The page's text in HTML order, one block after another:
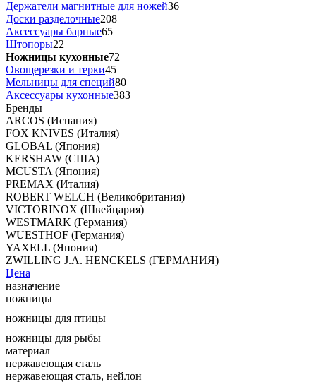
Держатели магнитные для ножей36
Доски разделочные208
Аксессуары барные65
Штопоры22
Ножницы кухонные72
Овощерезки и терки45
Мельницы для специй80
Аксессуары кухонные383
Бренды
ARCOS (Испания)
FOX KNIVES (Италия)
GLOBAL (Япония)
KERSHAW (США)
MCUSTA (Япония)
PREMAX (Италия)
ROBERT WELCH (Великобритания)
VICTORINOX (Швейцария)
WESTMARK (Германия)
WUESTHOF (Германия)
YAXELL (Япония)
ZWILLING J.A. HENCKELS (ГЕРМАНИЯ)
Цена
назначение
ножницы
ножницы для птицы
ножницы для рыбы
материал
нержавеющая сталь
нержавеющая сталь, нейлон